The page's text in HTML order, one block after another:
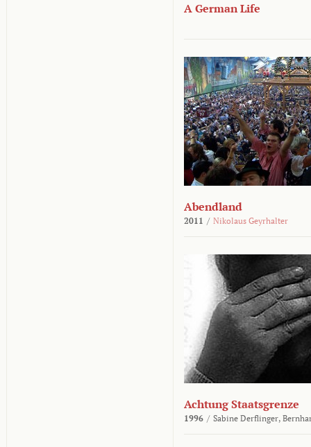
A German Life
Abendland
2011 / Nikolaus Geyrhalter
Achtung Staatsgrenze
1996 / Sabine Derflinger,